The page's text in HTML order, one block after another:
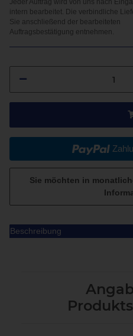
Sie möchten in
Beschreibung